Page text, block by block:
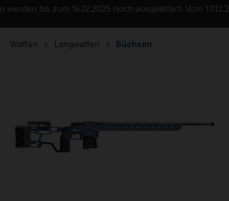
bis zum 16.12.2025 noch ausgeliefert. Vom
Waffen Langwaffen Büchsen